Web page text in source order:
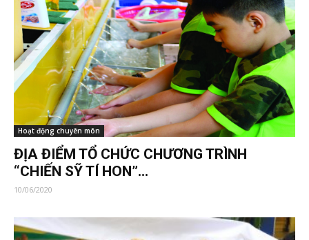
Hoạt động chuyên môn
ĐỊA ĐIỂM TỔ CHỨC CHƯƠNG TRÌNH
“CHIẾN SỸ TÍ HON”...
10/06/2020